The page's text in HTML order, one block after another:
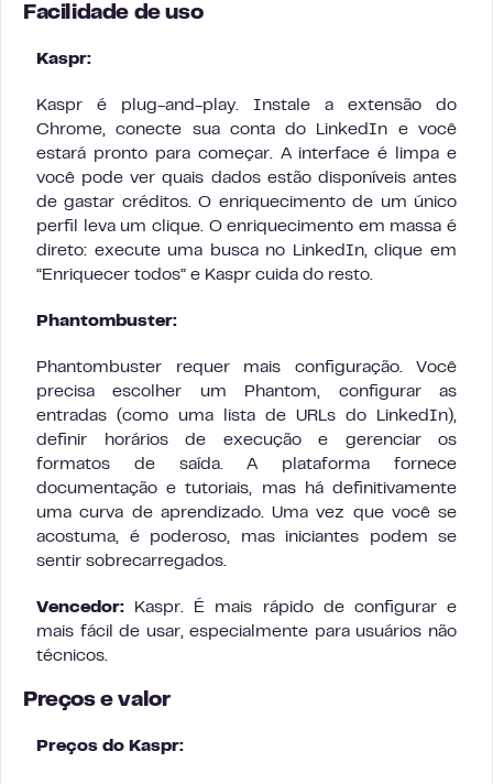
Facilidade de uso
Kaspr:
Kaspr é plug-and-play. Instale a extensão do
Chrome, conecte sua conta do LinkedIn e você
estará pronto para começar. A interface é limpa e
você pode ver quais dados estão disponíveis antes
de gastar créditos. O enriquecimento de um único
perfil leva um clique. O enriquecimento em massa é
direto: execute uma busca no LinkedIn, clique em
“Enriquecer todos” e Kaspr cuida do resto.
Phantombuster:
Phantombuster requer mais configuração. Você
precisa escolher um Phantom, configurar as
entradas (como uma lista de URLs do LinkedIn),
definir horários de execução e gerenciar os
formatos de saída. A plataforma fornece
documentação e tutoriais, mas há definitivamente
uma curva de aprendizado. Uma vez que você se
acostuma, é poderoso, mas iniciantes podem se
sentir sobrecarregados.
Vencedor: Kaspr. É mais rápido de configurar e
mais fácil de usar, especialmente para usuários não
técnicos.
Preços e valor
Preços do Kaspr: